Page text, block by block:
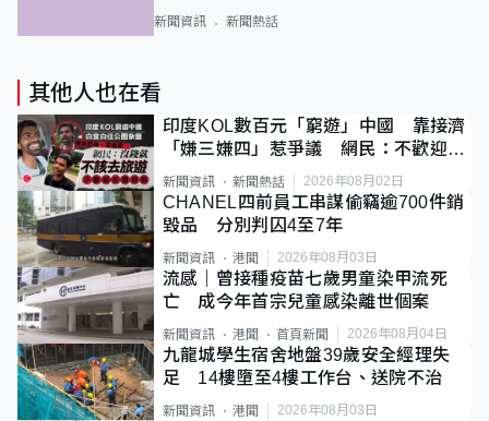
新聞資訊 新聞熱話
其他人也在看
印度KOL數百元「窮遊」中國 靠接濟
「嫌三嫌四」惹爭議 網民：不歡迎劣
質旅客
新聞資訊 新聞熱話 2026年08月02日
CHANEL四前員工串謀偷竊逾700件銷
毀品 分別判囚4至7年
新聞資訊 港聞 2026年08月03日
流感｜曾接種疫苗七歲男童染甲流死
亡 成今年首宗兒童感染離世個案
新聞資訊 港聞 首頁新聞 2026年08月04日
九龍城學生宿舍地盤39歲安全經理失
足 14樓墮至4樓工作台、送院不治
新聞資訊 港聞 2026年08月03日